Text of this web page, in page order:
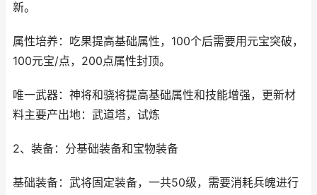
新。
属性培养：吃果提高基础属性，100个后需要用元宝突破，
100元宝/点，200点属性封顶。
唯一武器：神将和骁将提高基础属性和技能增强，更新材
料主要产出地：武道塔，试炼
2、装备：分基础装备和宝物装备
基础装备：武将固定装备，一共50级，需要消耗兵魄进行